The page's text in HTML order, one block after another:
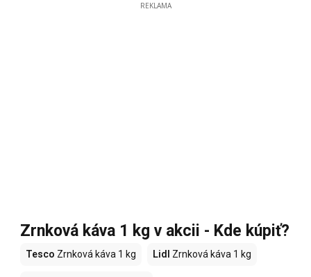
REKLAMA
Zrnková káva 1 kg v akcii - Kde kúpiť?
Tesco Zrnková káva 1 kg Lidl Zrnková káva 1 kg